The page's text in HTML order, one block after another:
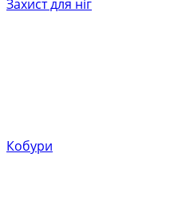
Захист для ніг
Кобури